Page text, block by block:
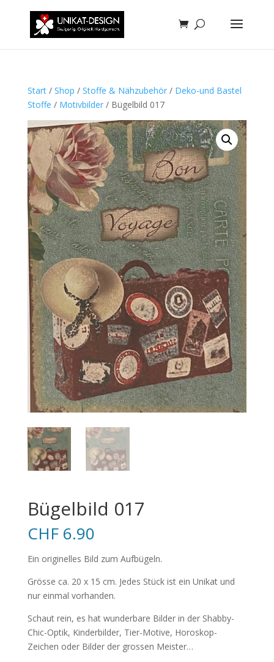
Start/ Shop / Stoffe & Nähzubehör/ Deko-und Bastel
Stoffe / Motivbilder/ Bügelbild 017
Bügelbild 017
CHF6.90
Ein originelles Bild zum Aufbügeln.
Grösse ca. 20 x 15 cm. Jedes Stück ist ein Unikat und
nur einmal vorhanden.
Schaut rein, es hat wunderbare Bilder in der Shabby-
Chic-Optik, Kinderbilder, Tier-Motive, Horoskop-
Zeichen oder Bilder der grossen Meister…